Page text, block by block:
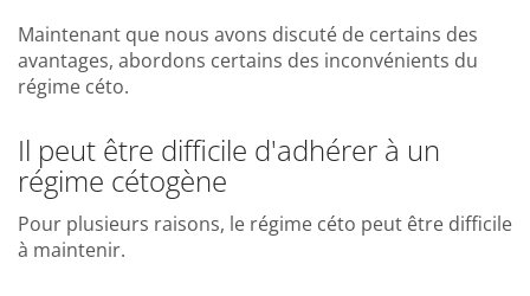
Maintenant que nous avons discuté de certains des
avantages, abordons certains des inconvénients du
régime céto.
Il peut être difficile d'adhérer à un
régime cétogène
Pour plusieurs raisons, le régime céto peut être difficile
à maintenir.